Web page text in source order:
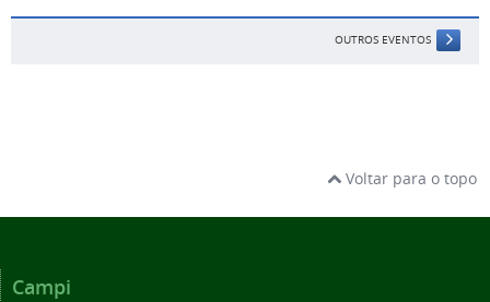
OUTROS EVENTOS
Voltar para o topo
Campi